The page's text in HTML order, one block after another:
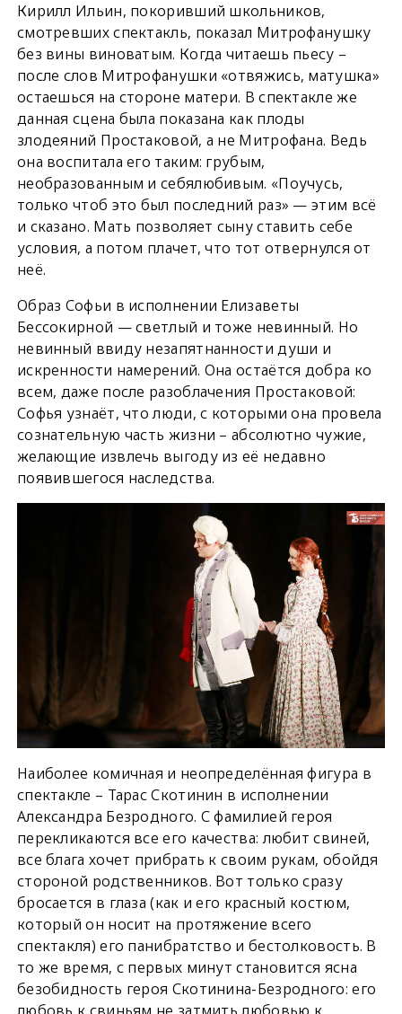
Кирилл Ильин, покоривший школьников,
смотревших спектакль, показал Митрофанушку
без вины виноватым. Когда читаешь пьесу –
после слов Митрофанушки «отвяжись, матушка»
остаешься на стороне матери. В спектакле же
данная сцена была показана как плоды
злодеяний Простаковой, а не Митрофана. Ведь
она воспитала его таким: грубым,
необразованным и себялюбивым. «Поучусь,
только чтоб это был последний раз» — этим всё
и сказано. Мать позволяет сыну ставить себе
условия, а потом плачет, что тот отвернулся от
неё.
Образ Софьи в исполнении Елизаветы
Бессокирной — светлый и тоже невинный. Но
невинный ввиду незапятнанности души и
искренности намерений. Она остаётся добра ко
всем, даже после разоблачения Простаковой:
Софья узнаёт, что люди, с которыми она провела
сознательную часть жизни – абсолютно чужие,
желающие извлечь выгоду из её недавно
появившегося наследства.
Наиболее комичная и неопределённая фигура в
спектакле – Тарас Скотинин в исполнении
Александра Безродного. С фамилией героя
перекликаются все его качества: любит свиней,
все блага хочет прибрать к своим рукам, обойдя
стороной родственников. Вот только сразу
бросается в глаза (как и его красный костюм,
который он носит на протяжение всего
спектакля) его панибратство и бестолковость. В
то же время, с первых минут становится ясна
безобидность героя Скотинина-Безродного: его